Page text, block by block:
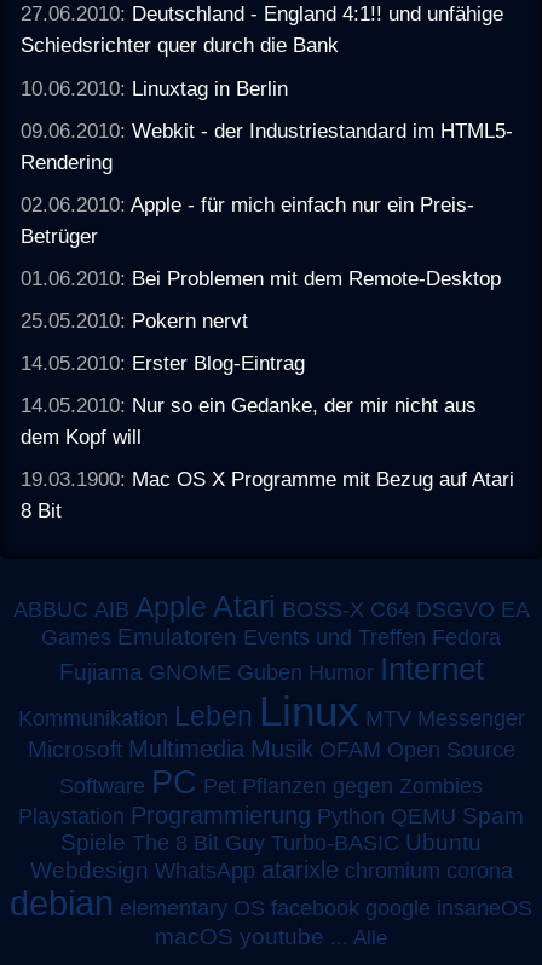
27.06.2010: Deutschland - England 4:1!! und unfähige
Schiedsrichter quer durch die Bank
10.06.2010: Linuxtag in Berlin
09.06.2010:Webkit - der Industriestandard im HTML5-
Rendering
02.06.2010:Apple - für mich einfach nur ein Preis-
Betrüger
01.06.2010: Bei Problemen mit dem Remote-Desktop
25.05.2010: Pokern nervt
14.05.2010: Erster Blog-Eintrag
14.05.2010: Nur so ein Gedanke, der mir nicht aus
dem Kopf will
19.03.1900: Mac OS X Programme mit Bezug auf Atari
8 Bit
ABBUC AIB Apple Atari BOSS-X C64 DSGVO EA
Games Emulatoren Events und Treffen Fedora
Fujiama GNOME Guben Humor Internet
Kommunikation Leben Linux MTV Messenger
Microsoft Multimedia Musik OFAM Open Source
Software PC Pet Pflanzen gegen Zombies
Playstation Programmierung Python QEMU Spam
Spiele The 8 Bit Guy Turbo-BASIC Ubuntu
Webdesign WhatsApp atarixle chromium corona
debian elementary OS facebook google insaneOS
macOS youtube ... Alle